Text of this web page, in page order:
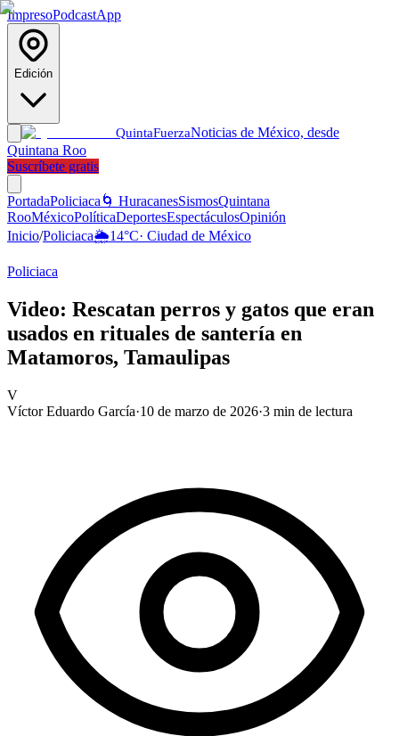
ImpresoPodcastApp
Edición
QuintaFuerzaNoticias de México, desde
Quintana Roo
Suscríbete gratis
PortadaPoliciaca 🌀 HuracanesSismosQuintana
RooMéxicoPolíticaDeportesEspectáculosOpinión
Inicio/Policiaca🌦️14°C· Ciudad de México
Policiaca
Video: Rescatan perros y gatos que eran
usados en rituales de santería en
Matamoros, Tamaulipas
V
Víctor Eduardo García·10 de marzo de 2026·3 min de lectura